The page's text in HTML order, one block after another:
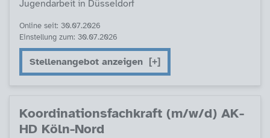
Ju­gend­ar­beit in Düs­sel­dorf
Online seit: 30.07.2026
Einstellung zum: 30.07.2026
Stellenangebot anzeigen
Ko­or­di­na­ti­ons­fach­kraft (m/w/d) AK­
HD Köln-Nord